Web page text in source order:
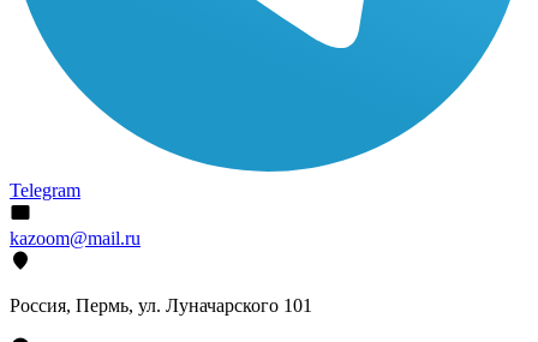
Telegram
kazoom@mail.ru
Россия, Пермь, ул. Луначарского 101